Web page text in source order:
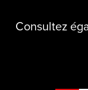
Consultez